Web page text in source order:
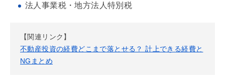
法人事業税・地方法人特別税
【関連リンク】
不動産投資の経費どこまで落とせる？ 計上できる経費と
NGまとめ